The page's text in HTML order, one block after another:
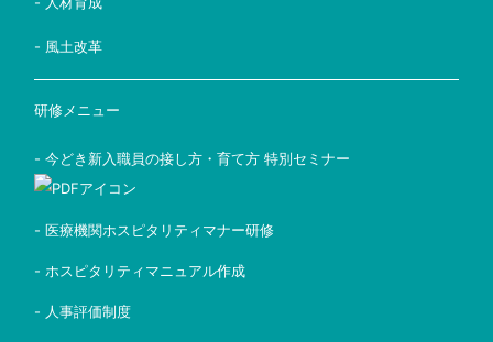
- 風土改革
研修メニュー
- 今どき新入職員の接し方・育て方 特別セミナー
- 医療機関ホスピタリティマナー研修
- ホスピタリティマニュアル作成
- 人事評価制度